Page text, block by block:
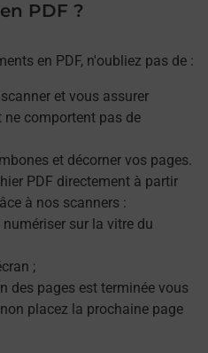
PDF ?
en PDF, n'oubliez pas de :
et vous assurer
ne comportent pas de
et décorner vos pages.
PDF directement à partir
à nos scanners :
sur la vitre du
;
des pages est terminée vous
placez la prochaine page